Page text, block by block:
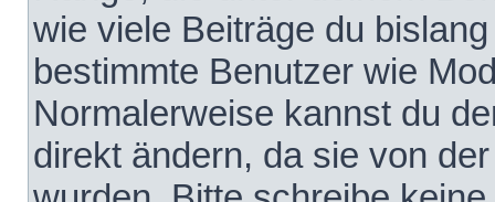
wie viele Beiträge du
bestimmte Benutzer wie
Normalerweise kannst du
direkt ändern, da sie von